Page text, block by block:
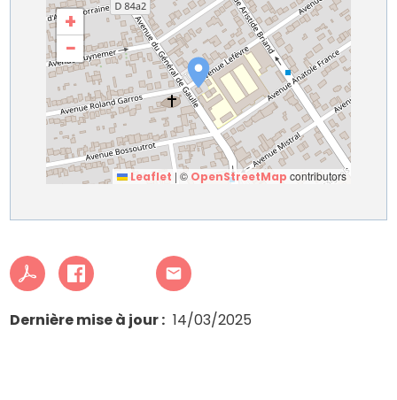
+
−
Leaflet | © OpenStreetMap contributors
Dernière mise à jour 14/03/2025